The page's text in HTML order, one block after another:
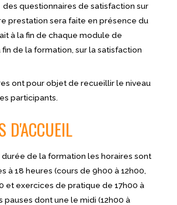
questionnaires de satisfaction sur
prestation sera faite en présence du
à la fin de chaque module de
de la formation, sur la satisfaction
ont pour objet de recueillir le niveau
participants.
D'ACCUEIL
de la formation les horaires sont
à 18 heures (cours de 9h00 à 12h00,
et exercices de pratique de 17h00 à
pauses dont une le midi (12h00 à